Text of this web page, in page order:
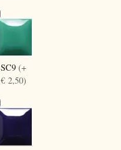
SC9(+
€ 2,50)